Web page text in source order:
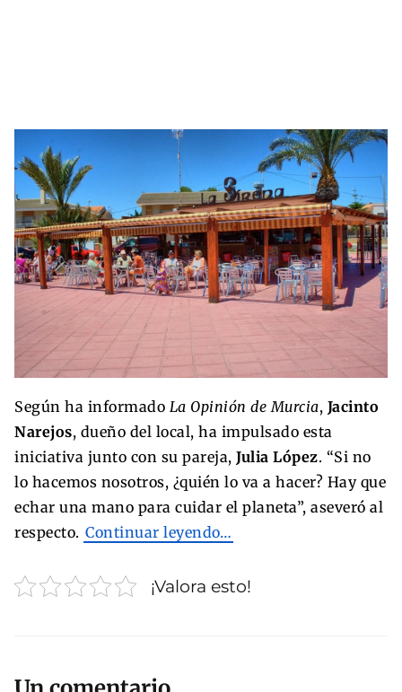
Según ha informado La Opinión de Murcia, Jacinto
Narejos, dueño del local, ha impulsado esta
iniciativa junto con su pareja, Julia López. “Si no
lo hacemos nosotros, ¿quién lo va a hacer? Hay que
echar una mano para cuidar el planeta”, aseveró al
respecto. Continuar leyendo…
¡Valora esto!